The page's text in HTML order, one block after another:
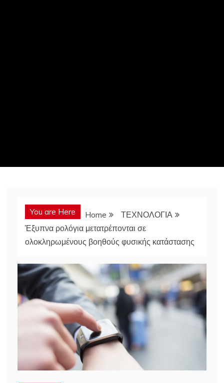
You are Here Home
ΤΕΧΝΟΛΟΓΙΑ
Έξυπνα ρολόγια μετατρέπονται σε
ολοκληρωμένους βοηθούς φυσικής κατάστασης